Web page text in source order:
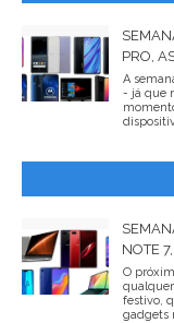
PRO,
A
- já que
NOTE
O
festivo,
gadgets